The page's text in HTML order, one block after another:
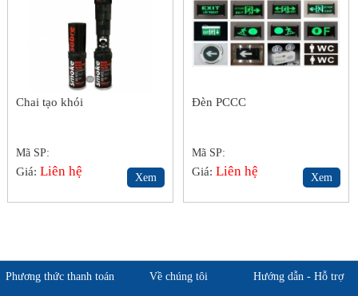
Chai tạo khói
Mã SP:
Giá:Liên hệ Xem
Đèn PCCC
Mã SP:
Giá:Liên hệ Xem
Phương thức thanh toán Về chúng tôi Hướng dẫn - Hỗ trợ